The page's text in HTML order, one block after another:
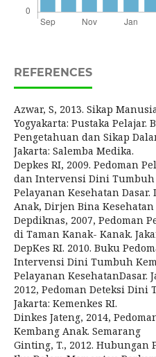
REFERENCES
Azwar, S, 2013. Sikap
Yogyakarta: Pustaka Pelajar.
Pengetahuan dan Sikap
Jakarta: Salemba Medika.
Depkes RI, 2009. Pedoman
dan Intervensi Dini
Pelayanan Kesehatan
Anak, Dirjen Bina Kesehatan
Depdiknas, 2007, Pedoman
di Taman Kanak- Kanak.
DepKes RI. 2010. Buku
Intervensi Dini Tumbuh
Pelayanan KesehatanDasar.
2012, Pedoman Deteksi Dini
Jakarta: Kemenkes RI.
Dinkes Jateng, 2014,
Kembang Anak. Semarang
Ginting, T., 2012. Hubungan